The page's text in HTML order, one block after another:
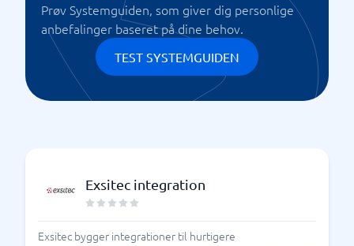
Prøv Systemguiden, som giver dig personlige
anbefalinger baseret på dine behov.
TEST SYSTEMGUIDEN
Exsitec integration
Exsitec bygger integrationer til hurtigere